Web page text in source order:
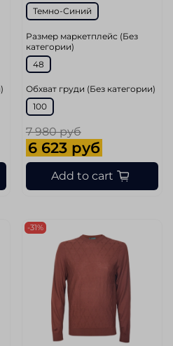
Темно-Синий
Размер маркетплейс (Без
категории)
48
Обхват груди (Без категории)
100
7 980 руб
6 623 руб
Add to cart
-31%